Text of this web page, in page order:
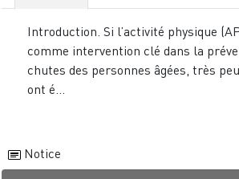
Introduction. Si l’activité physique
comme intervention clé dans la
chutes des personnes âgées, très
ont é...
Notice